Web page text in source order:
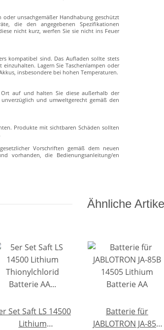
unsachgemäßer Handhabung geschützt
die den angegebenen Spezifikationen
nicht kurz, werfen Sie sie nicht ins Feuer
kompatibel sind. Das Aufladen sollte stets
Lagern Sie Taschenlampen oder
insbesondere bei hohen Temperaturen.
auf und halten Sie diese außerhalb der
und umweltgerecht gemäß den
Produkte mit sichtbaren Schäden sollten
Vorschriften gemäß dem neuen
vorhanden, die Bedienungsanleitung/en
Ähnliche
Set Saft LS 14500
Lithium
Batterie für
JABLOTRON JA-85B